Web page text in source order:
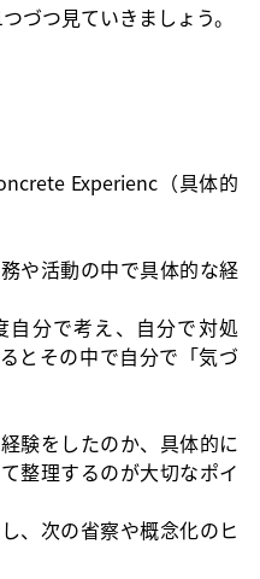
づつ見ていきましょう。
Experienc（具体的
や活動の中で具体的な経
自分で考え、自分で対処
とその中で自分で「気づ
験をしたのか、具体的に
整理するのが大切なポイ
、次の省察や概念化のヒ